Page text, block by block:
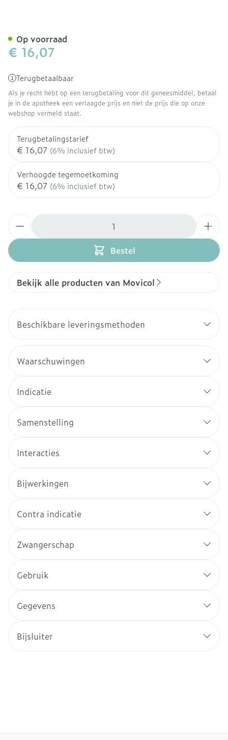
€ 16,07
Terugbetaalbaar
Als je recht hebt op een terugbetaling voor dit geneesmiddel, betaal
je in de apotheek een verlaagde prijs en niet de prijs die op onze
webshop vermeld staat.
Terugbetalingstarief
€ 16,07 (6% inclusief btw)
Verhoogde tegemoetkoming
€ 16,07 (6% inclusief btw)
Bestel
Op voorraad
Bekijk alle producten van Movicol
Beschikbare leveringsmethoden
Waarschuwingen
Indicatie
Samenstelling
Interacties
Bijwerkingen
Contra indicatie
Zwangerschap
Gebruik
Gegevens
Bijsluiter